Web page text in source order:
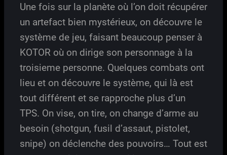
Une fois sur la planète où l’on doit récupérer
un artefact bien mystérieux, on découvre le
système de jeu, faisant beaucoup penser à
KOTOR où on dirige son personnage à la
troisieme personne. Quelques combats ont
lieu et on découvre le système, qui là est
tout différent et se rapproche plus d’un
TPS. On vise, on tire, on change d’arme au
besoin (shotgun, fusil d’assaut, pistolet,
snipe) on déclenche des pouvoirs… Tout est